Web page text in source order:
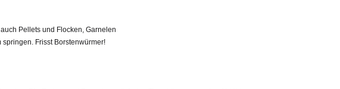
Pellets und Flocken, Garnelen
Frisst Borstenwürmer!